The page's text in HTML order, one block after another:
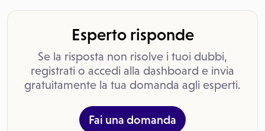
Esperto risponde
Se la risposta non risolve i tuoi dubbi,
registrati o accedi alla dashboard e invia
gratuitamente la tua domanda agli esperti.
Fai una domanda